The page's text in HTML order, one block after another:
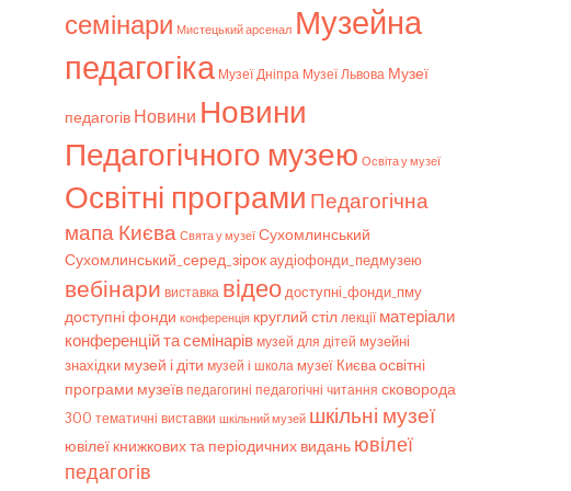
семінари Мистецький арсенал Музейна
педагогіка Музеї Дніпра Музеї Львова Музеї
педагогів Новини Новини
Педагогічного музею Освіта у музеї
Освітні програми Педагогічна
мапа Києва Свята у музеї Сухомлинський
Сухомлинський_серед_зірокаудіофонди_педмузею
вебінари виставка відеодоступні_фонди_пму
доступні фонди конференція круглий стіл лекції матеріали
конференцій та семінарів музей для дітей музейні
знахідки музей і діти музей і школа музеї Києваосвітні
програми музеїв педагогині педагогічні читання сковорода
300 тематичні виставки шкільний музей шкільні музеї
ювілеї книжкових та періодичних видань ювілеї
педагогів